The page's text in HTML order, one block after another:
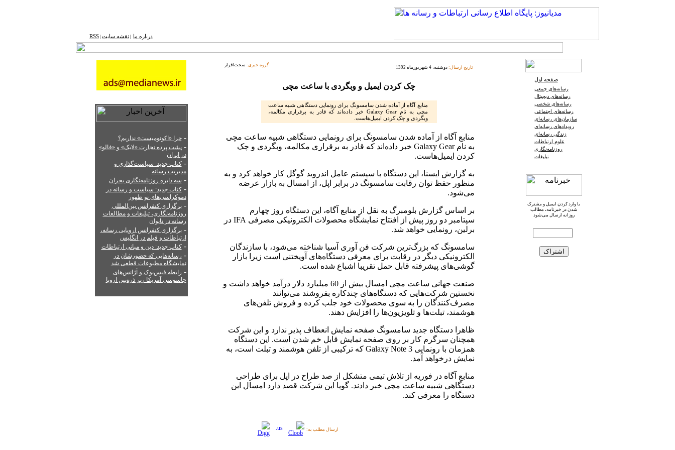
درباره ما نقشه ‌سایت RSS
-چرا «اکونومیست» نداریم؟
-پشت‌ پرده تجارت «لایک» و «فالو»
در ایران
-کتاب جدید: سیاست‌گذاری و
مدیریت رسانه
- سه دایره روزنامه‌نگاری بحران
-کتاب جدید: سیاست‌ و رسانه در
دموکراسی‌های نو ظهور
-برگزاری کنفرانس بین‌المللی
روزنامه‌نگاری، تبلیغات و مطالعات
رسانه در تایوان
-برگزاری کنفرانس اروپایی رسانه،
ارتباطات و فیلم در انگلیس
-کتاب جدید: دین و مبانی ارتباطات
- رسانه‌هایی که حضورشان در
نمایشگاه مطبوعات قطعی شد
- رابطه فیس‌بوک و آژانس‌های
جاسوسی آمریکا زیر ذره‌بین اروپا
گروه خبری: سخت‌افزار تاریخ ارسال: دوشنبه، 4 شهریورماه 1392
چک کردن ایمیل و وبگردی با ساعت مچی
منابع آگاه از آماده شدن سامسونگ برای رونمایی دستگاهی شبیه ساعت
مچی به نام Galaxy Gear خبر داده‌اند که قادر به برقراری مکالمه،
وبگردی و چک کردن ایمیل‌هاست.
منابع آگاه از آماده شدن سامسونگ برای رونمایی دستگاهی شبیه ساعت مچی
به نام Galaxy Gear خبر داده‌اند که قادر به برقراری مکالمه، وبگردی و چک
کردن ایمیل‌هاست.
به گزارش ایسنا، این دستگاه با سیستم عامل اندروید گوگل کار خواهد کرد و به
منظور حفظ توان رقابت سامسونگ در برابر اپل، از امسال به بازار عرضه
می‌شود.
بر اساس گزارش بلومبرگ به نقل از منابع آگاه، این دستگاه روز چهارم
سپتامبر دو روز پیش از افتتاح نمایشگاه محصولات الکترونیکی مصرفی IFA در
برلین، رونمایی خواهد شد.
سامسونگ که بزرگ‌ترین شرکت فن آوری آسیا شناخته می‌شود، با سازندگان
الکترونیکی دیگر در رقابت برای معرفی دستگاه‌های آویختنی است زیرا بازار
گوشی‌های پیشرفته قابل حمل تقریبا اشباع شده است.
صنعت جهانی ساعت مچی امسال بیش از 60 میلیارد دلار درآمد خواهد داشت و
نخستین شرکت‌هایی که دستگاه‌های چندکاره بفروشند می‌توانند
مصرف‌کنندگان را به سوی محصولات خود جلب کرده و فروش تلفن‌های
هوشمند، تبلت‌ها و تلویزیون‌ها را افزایش دهند.
ظاهرا دستگاه جدید سامسونگ صفحه نمایش انعطاف پذیر ندارد و این شرکت
همچنان سرگرم کار بر روی صفحه نمایش قابل خم شدن است. این دستگاه
همزمان با رونمایی Galaxy Note 3 که ترکیبی از تلفن هوشمند و تبلت است، به
نمایش درخواهد آمد.
منابع آگاه در فوریه از تلاش تیمی متشکل از صد طراح در اپل برای طراحی
دستگاهی شبیه ساعت مچی خبر دادند. گویا این شرکت قصد دارد امسال این
دستگاه را معرفی کند.
ارسال مطلب به:
صفحه اول
رسانه‌های جمعی
رسانه‌های دیجیتال
رسانه‌های شخصی
رسانه‌های اجتماعی
سازمان‌های رسانه‌ای
رویدادهای رسانه‌ای
زندگی رسانه‌ای
علوم ارتباطات
روزنامه‌نگاری
تبلیغات
با وارد کردن ایمیل و مشترک
شدن در خبرنامه، مطالب
روزانه ارسال می‌شود